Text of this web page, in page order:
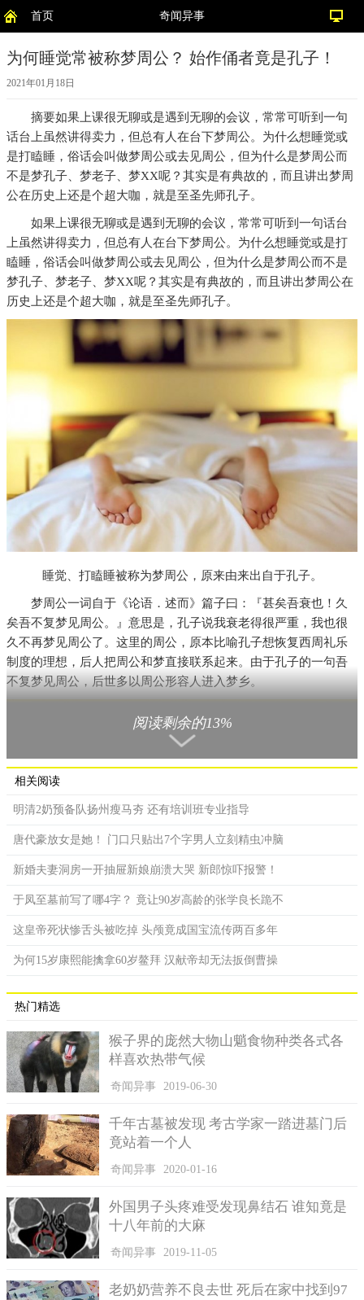
首页 奇闻异事
为何睡觉常被称梦周公？ 始作俑者竟是孔子！
2021年01月18日
摘要如果上课很无聊或是遇到无聊的会议，常常可听到一句
话台上虽然讲得卖力，但总有人在台下梦周公。为什么想睡觉或
是打瞌睡，俗话会叫做梦周公或去见周公，但为什么是梦周公而
不是梦孔子、梦老子、梦XX呢？其实是有典故的，而且讲出梦周
公在历史上还是个超大咖，就是至圣先师孔子。
如果上课很无聊或是遇到无聊的会议，常常可听到一句话台
上虽然讲得卖力，但总有人在台下梦周公。为什么想睡觉或是打
瞌睡，俗话会叫做梦周公或去见周公，但为什么是梦周公而不是
梦孔子、梦老子、梦XX呢？其实是有典故的，而且讲出梦周公在
历史上还是个超大咖，就是至圣先师孔子。
睡觉、打瞌睡被称为梦周公，原来由来出自于孔子。
梦周公一词自于《论语．述而》篇子曰：『甚矣吾衰也！久
矣吾不复梦见周公。』意思是，孔子说我衰老得很严重，我也很
久不再梦见周公了。这里的周公，原本比喻孔子想恢复西周礼乐
制度的理想，后人把周公和梦直接联系起来。由于孔子的一句吾
不复梦见周公，后世多以周公形容人进入梦乡。
《历代帝王圣贤名臣大儒遗像》一书中绘制的周公
周公原名姬旦，周朝建立后，姬发封姬旦为公，这个职位很
高，周武王驾崩后，周公辅佐成王治国，平定三监之乱，后来周
公又制礼作乐，奠定了不少典章制度，国家因而安定，对周王朝
有很大的贡献。周公是古代杰出的政治家，思想家，也是孔子相
当崇敬的古代圣人之一。
尤其子曰：甚矣吾衰也！久矣吾不复梦见周公。这句更可得
看出，孔子对周公的推崇备至。孔子认为周初的仁政是最高政治
西周社会的向往以及对周公的敬仰之情。
阅读剩余的13%
相关阅读
明清2奶预备队扬州瘦马夯 还有培训班专业指导
唐代豪放女是她！ 门口只贴出7个字男人立刻精虫冲脑
新婚夫妻洞房一开抽屉新娘崩溃大哭 新郎惊吓报警！
于凤至墓前写了哪4字？ 竟让90岁高龄的张学良长跪不
这皇帝死状惨舌头被吃掉 头颅竟成国宝流传两百多年
为何15岁康熙能擒拿60岁鳌拜 汉献帝却无法扳倒曹操
热门精选
猴子界的庞然大物山魈食物种类各式各
样喜欢热带气候
奇闻异事 2019-06-30
千年古墓被发现 考古学家一踏进墓门后
竟站着一个人
奇闻异事 2020-01-16
外国男子头疼难受发现鼻结石 谁知竟是
十八年前的大麻
奇闻异事 2019-11-05
老奶奶营养不良去世 死后在家中找到97